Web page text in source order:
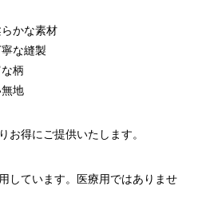
かな素材
な縫製
柄
地
お得にご提供いたします。
しています。医療用ではありませ